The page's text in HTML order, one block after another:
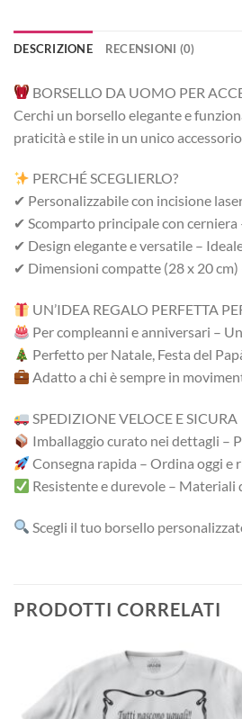
DESCRIZIONE RECENSIONI (0)
BORSELLO DA UOMO PER
Cerchi un borsello elegante e
praticità e stile in un unico
PERCHÉ SCEGLIERLO?
✔ Personalizzabile con incisione
✔ Scomparto principale con
✔ Design elegante e versatile –
✔ Dimensioni compatte (28 x 20
UN’IDEA REGALO PERFETTA
Per compleanni e anniversari –
Perfetto per Natale, Festa del
Adatto a chi è sempre in
SPEDIZIONE VELOCE E SICURA
Imballaggio curato nei dettagli –
Consegna rapida – Ordina oggi e
Resistente e durevole – Materiali
Scegli il tuo borsello
PRODOTTI CORRELATI